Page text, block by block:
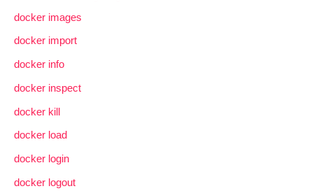
docker images
docker import
docker info
docker inspect
docker kill
docker load
docker login
docker logout